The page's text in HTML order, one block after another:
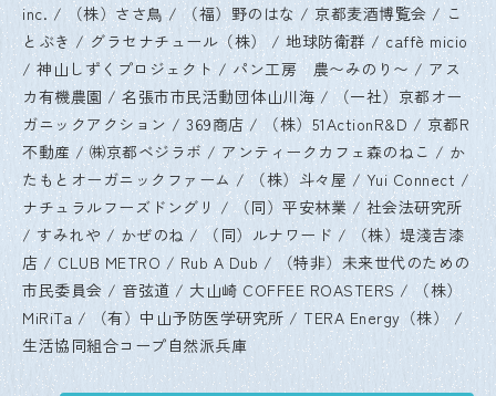
inc.
（株）ささ⿃ （福）野のはな 京都麦酒博覧会
こ
とぶき
グラセナチュール（株） 地球防衛群
caffè micio
神山しずくプロジェクト
パン工房 農〜みのり〜
アス
カ有機農園
名張市市民活動団体山川海
（一社）京都オー
ガニックアクション
369商店 （株）51ActionR&D
京都R
不動産
㈱京都ベジラボ アンティークカフェ森のねこ
か
たもとオーガニックファーム
（株）斗々屋
Yui Connect
ナチュラルフーズドングリ
（同）平安林業
社会法研究所
すみれや
かぜのね （同）ルナワード
（株）堤淺吉漆
店
CLUB METRO Rub A Dub
（特非）未来世代のための
市民委員会
音弦道 大山崎 COFFEE ROASTERS
（株）
MiRiTa
（有）中山予防医学研究所
TERA Energy（株）
生活協同組合コープ自然派兵庫